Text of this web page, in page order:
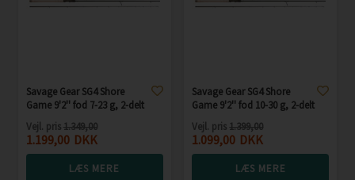
Savage Gear SG4 Shore
Game 9'2'' fod 7-23 g, 2-delt
Vejl. pris1.349,00
1.199,00 DKK
LÆS MERE
Savage Gear SG4 Shore
Game 9'2'' fod 10-30 g, 2-delt
Vejl. pris 1.399,00
1.099,00 DKK
LÆS MERE